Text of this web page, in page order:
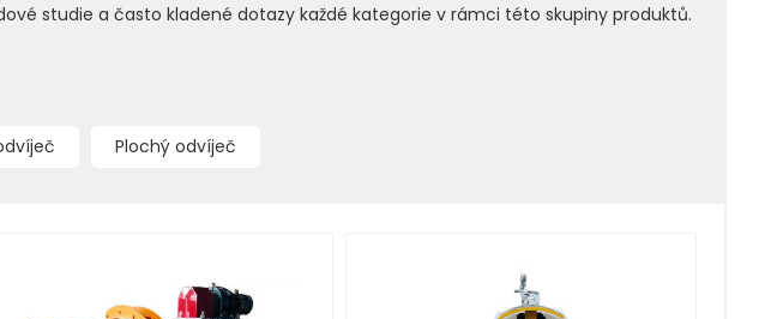
studie a často kladené dotazy každé kategorie v rámci této skupiny produktů.
Plochý odvíječ